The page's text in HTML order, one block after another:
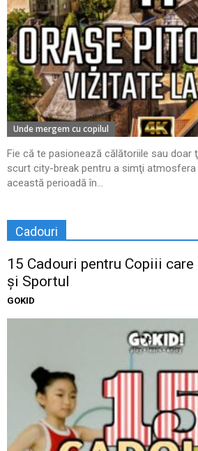
Unde mergem cu copilul
Fie că te pasionează călătoriile sau doar
scurt city-break pentru a simţi atmosfera
această perioadă în...
Cadouri
15 Cadouri pentru Copiii
și Sportul
GOKID